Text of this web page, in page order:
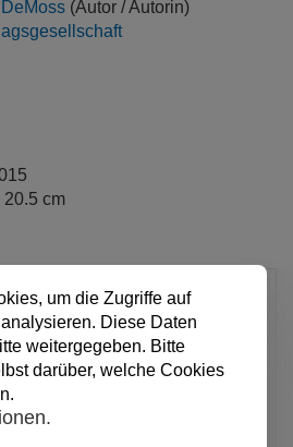
(Autor / Autorin)
20.5 cm
12,90 €
pro Stück
Anzahl
Warenkorb
um die Zugriffe auf
Diese Daten
weitergegeben. Bitte
darüber, welche Cookies